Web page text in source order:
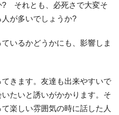
? それとも、必死さで大変そ
が多いでしょうか?
いるかどうかにも、影響しま
きます。友達も出来やすいで
たいと誘いがかかります。そ
楽しい雰囲気の時に話した人